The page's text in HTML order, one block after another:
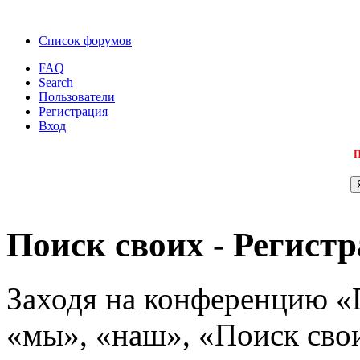
Список форумов
FAQ
Search
Пользователи
Регистрация
Вход
Поиск своих -
Заходя на конференцию
«мы», «наш», «Поиск